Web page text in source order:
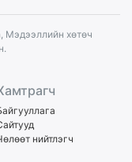
Мэдээллийн хөтөч
нийтлэгч